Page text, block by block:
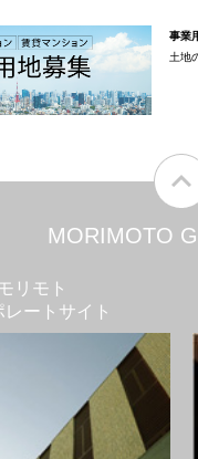
事業
土地
MORIMOTO
リモト
レートサイト